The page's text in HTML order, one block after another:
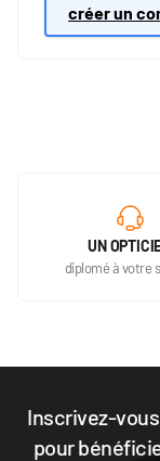
créer un
UN
diplomé à votre
Inscrivez-
pour